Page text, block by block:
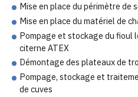
Mise en place du périmètre de
Mise en place du matériel de
Pompage et stockage du fioul
citerne ATEX
Démontage des plateaux de
Pompage, stockage et
de cuves